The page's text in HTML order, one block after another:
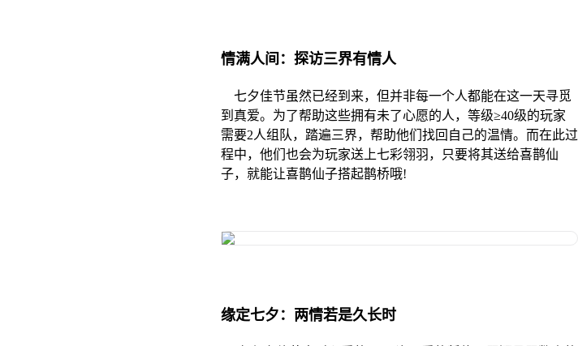
情满人间：探访三界有情人
七夕佳节虽然已经到来，但并非每一个人都能在这一天寻觅
到真爱。为了帮助这些拥有未了心愿的人，等级≥40级的玩家
需要2人组队，踏遍三界，帮助他们找回自己的温情。而在此过
程中，他们也会为玩家送上七彩翎羽，只要将其送给喜鹊仙
子，就能让喜鹊仙子搭起鹊桥哦!
缘定七夕：两情若是久长时